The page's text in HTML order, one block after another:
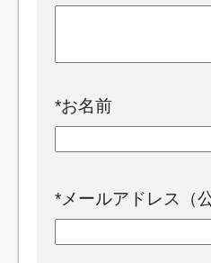
*お名前
*メールアドレス（